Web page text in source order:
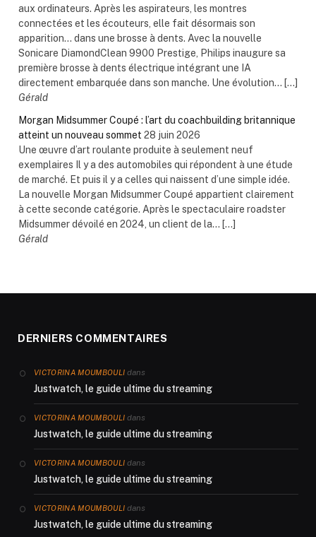
aux ordinateurs. Après les aspirateurs, les montres
connectées et les écouteurs, elle fait désormais son
apparition… dans une brosse à dents. Avec la nouvelle
Sonicare DiamondClean 9900 Prestige, Philips inaugure sa
première brosse à dents électrique intégrant une IA
directement embarquée dans son manche. Une évolution... […]
Gérald
Morgan Midsummer Coupé : l’art du coachbuilding britannique
atteint un nouveau sommet 28 juin 2026
Une œuvre d’art roulante produite à seulement neuf
exemplaires Il y a des automobiles qui répondent à une étude
de marché. Et puis il y a celles qui naissent d’une simple idée.
La nouvelle Morgan Midsummer Coupé appartient clairement
à cette seconde catégorie. Après le spectaculaire roadster
Midsummer dévoilé en 2024, un client de la... […]
Gérald
DERNIERS COMMENTAIRES
VICTORINA MOUMBOULI dans
Justwatch, le guide ultime du streaming
VICTORINA MOUMBOULI dans
Justwatch, le guide ultime du streaming
VICTORINA MOUMBOULI dans
Justwatch, le guide ultime du streaming
VICTORINA MOUMBOULI dans
Justwatch, le guide ultime du streaming